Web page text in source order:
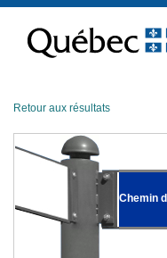
contenu
Retour aux résultats
Chemin